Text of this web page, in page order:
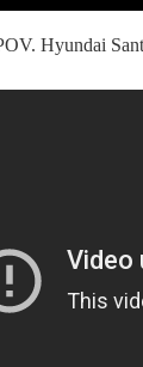
Hyundai